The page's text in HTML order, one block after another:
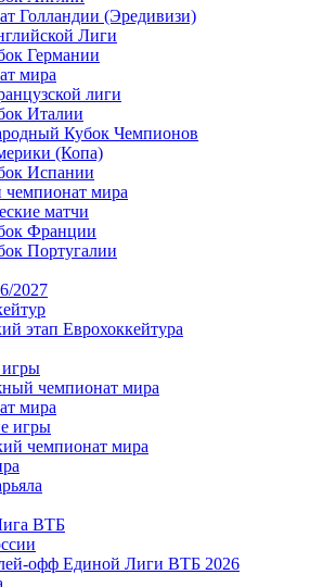
Голландии (Эредивизи)
Лиги
Германии
мира
лиги
Италии
Кубок Чемпионов
(Копа)
Испании
мира
матчи
Франции
Португалии
2027
этап Еврохоккейтура
чемпионат мира
мира
игры
чемпионат мира
ВТБ
офф Единой Лиги ВТБ 2026